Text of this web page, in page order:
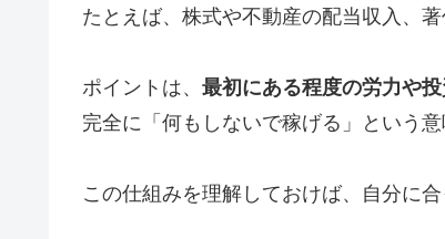
たとえば、株式や不動産の配当収入、
ポイントは、 最初にある程度の労力や
完全に「何もしないで稼げる」という
この仕組みを理解しておけば、自分に